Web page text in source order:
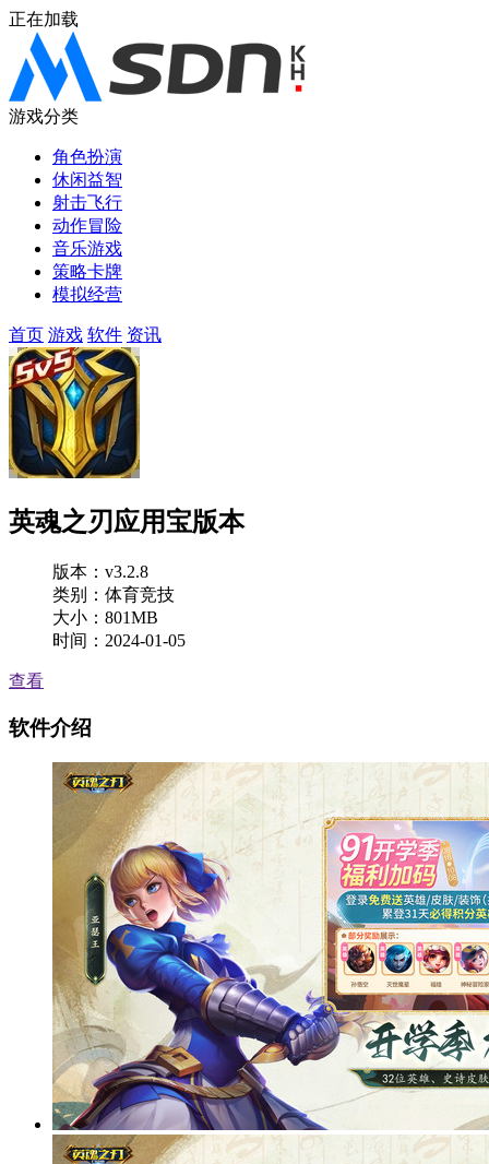
正在加载
游戏分类
角色扮演
休闲益智
射击飞行
动作冒险
音乐游戏
策略卡牌
模拟经营
首页 游戏 软件 资讯
英魂之刃应用宝版本
版本：v3.2.8
类别：体育竞技
大小：801MB
时间：2024-01-05
查看
软件介绍